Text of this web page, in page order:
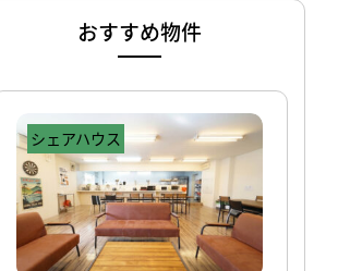
おすすめ物件
シェアハウス